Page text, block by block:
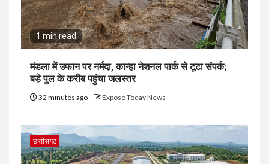
1 min read
मंडला में उफान पर नर्मदा, कान्हा नेशनल पार्क से टूटा संपर्क;
बड़े पुल के करीब पहुंचा जलस्तर
32 minutes ago Expose Today News
छत्तीसगढ